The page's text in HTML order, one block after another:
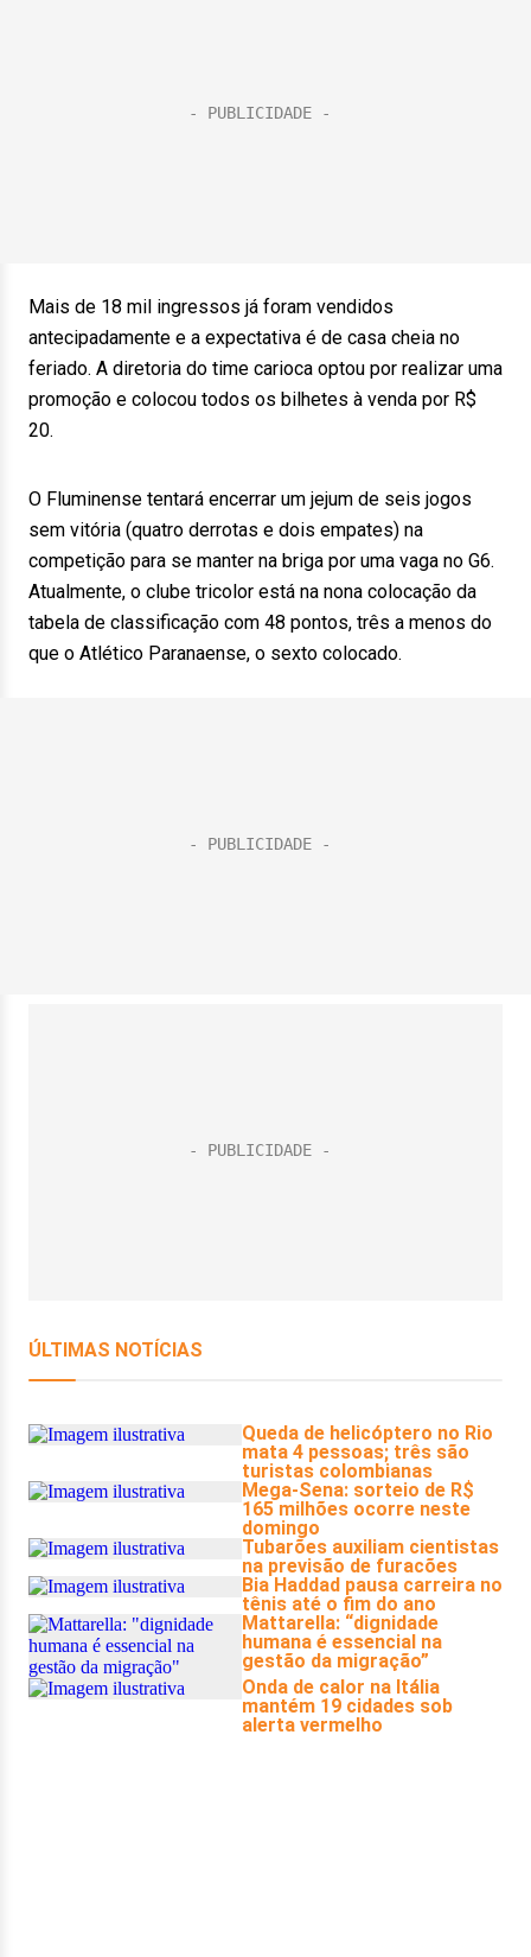
Mais de 18 mil ingressos já foram vendidos
antecipadamente e a expectativa é de casa cheia no
feriado. A diretoria do time carioca optou por realizar uma
promoção e colocou todos os bilhetes à venda por R$
20.
O Fluminense tentará encerrar um jejum de seis jogos
sem vitória (quatro derrotas e dois empates) na
competição para se manter na briga por uma vaga no G6.
Atualmente, o clube tricolor está na nona colocação da
tabela de classificação com 48 pontos, três a menos do
que o Atlético Paranaense, o sexto colocado.